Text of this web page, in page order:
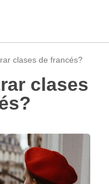
clases de francés?